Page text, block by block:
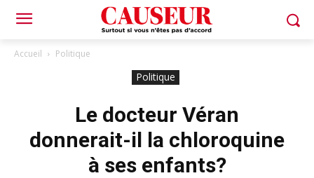
Accueil Politique
Politique
Le docteur Véran
donnerait-il la chloroquine
à ses enfants?